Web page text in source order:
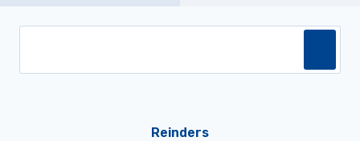
Reinders